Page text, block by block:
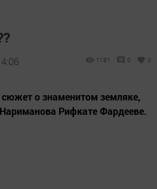
1181 0 0
о знаменитом земляке,
Рифкате Фардееве.